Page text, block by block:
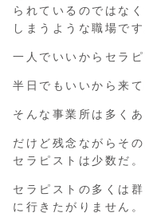
られているのではな
しまうような職場です
一人でいいからセラ
半日でもいいから来
そんな事業所は多くあ
だけど残念ながらそ
セラピストは少数だ。
セラピストの多くは
に行きたがりません。